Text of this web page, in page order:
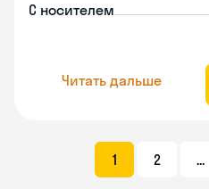
С носителем
Читать дальше
1 2 ...